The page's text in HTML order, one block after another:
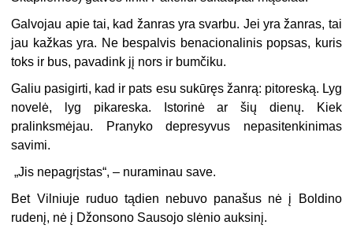
Galvojau apie tai, kad žanras yra svarbu. Jei yra žanras, tai
jau kažkas yra. Ne bespalvis benacionalinis popsas, kuris
toks ir bus, pavadink jį nors ir bumčiku.
Galiu pasigirti, kad ir pats esu sukūręs žanrą: pitoreską. Lyg
novelė, lyg pikareska. Istorinė ar šių dienų. Kiek
pralinksmėjau. Pranyko depresyvus nepasitenkinimas
savimi.
„Jis nepagrįstas“, – nuraminau save.
Bet Vilniuje ruduo tądien nebuvo panašus nė į Boldino
rudenį, nė į Džonsono Sausojo slėnio auksinį.